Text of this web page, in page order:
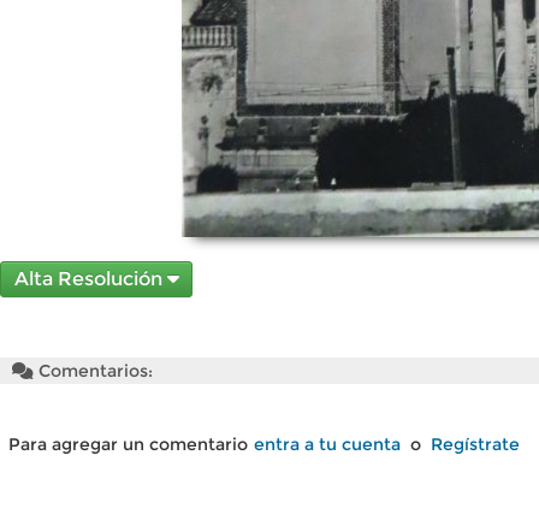
Alta Resolución
Comentarios:
Para agregar un comentario entra a tu cuenta o Regístrate